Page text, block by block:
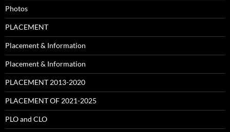
Photos
PLACEMENT
Placement & Information
Placement & Information
PLACEMENT 2013-2020
PLACEMENT OF 2021-2025
PLO and CLO